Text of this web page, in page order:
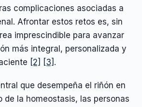
complicaciones asociadas a
Afrontar estos retos es, sin
imprescindible para avanzar
más integral, personalizada y
[2] [3] .
que desempeña el riñón en
de la homeostasis, las personas